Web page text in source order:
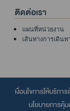
ติดต่อเรา
แผนที่หน่วยงาน
เส้นทางการเดินท
เงื่อนไขการให้บริการ
นโยบายการคุ้